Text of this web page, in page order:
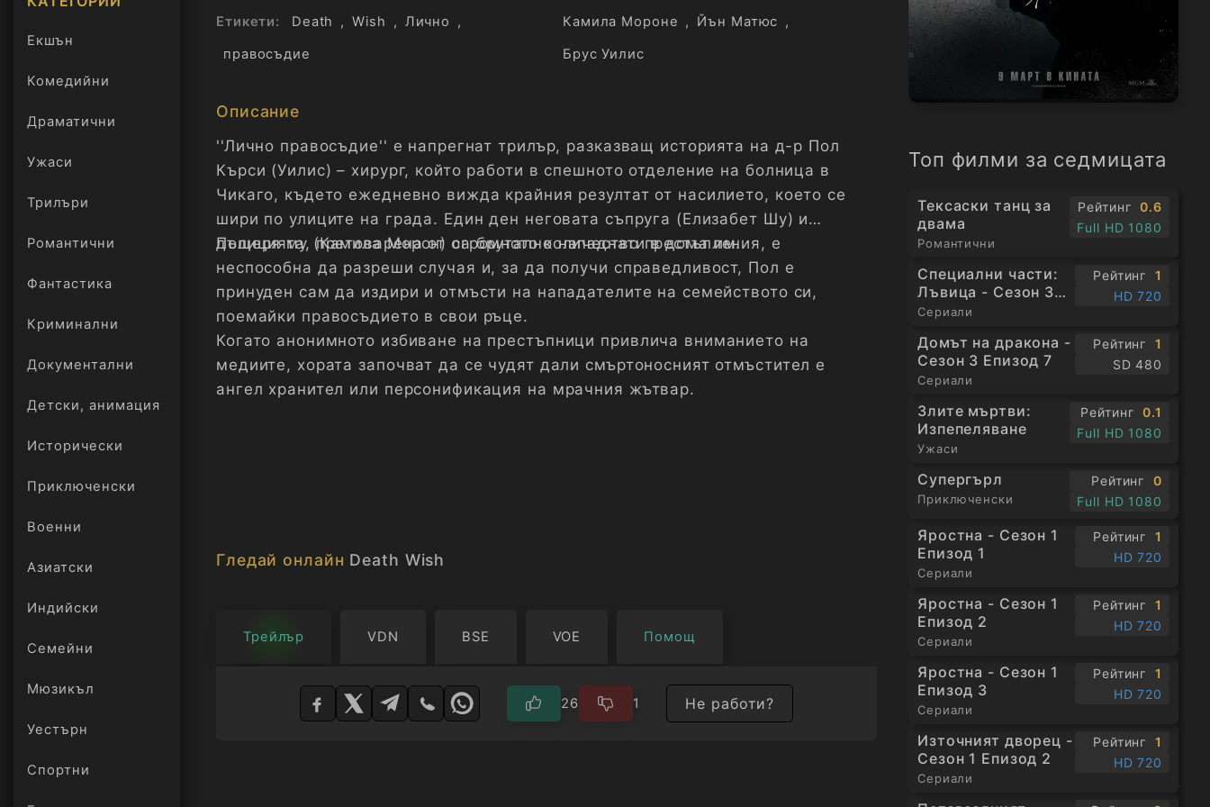
Екшън
Комедийни
Драматични
Ужаси
Трилъри
онлайн
Романтични
Фантастика
Криминални
Документални
Детски, анимация
Исторически
Приключенски
Военни
Азиатски
Индийски
Семейни
Мюзикъл
Уестърн
Спортни
Топ филми за седмицата
Тексаски танц за
двама
Романтични
Рейтинг
0.6
Full HD 1080
Специални части:
Лъвица - Сезон 3
Епизод 1
Сериали
Рейтинг
1
HD 720
Домът на дракона -
Сезон 3 Епизод 7
Сериали
Рейтинг
1
SD 480
Злите мъртви:
Изпепеляване
Ужаси
Рейтинг
0.1
Full HD 1080
Супергърл
Приключенски
Рейтинг
0
Full HD 1080
Яростна - Сезон 1
Епизод 1
Сериали
Рейтинг
1
HD 720
Яростна - Сезон 1
Епизод 2
Сериали
Рейтинг
1
HD 720
Яростна - Сезон 1
Епизод 3
Сериали
Рейтинг
1
HD 720
Източният дворец -
Сезон 1 Епизод 2
Сериали
Рейтинг
1
HD 720
Етикети:
Death , Wish , Лично
,
правосъдие
Камила Мороне , Йън Матюс ,
Брус Уилис
Описание
''Лично правосъдие'' е напрегнат трилър, разказващ историята на д-р Пол
Кърси (Уилис) – хирург, който работи в спешното отделение на болница в
Чикаго, където ежедневно вижда крайния резултат от насилието, което се
шири по улиците на града. Един ден неговата съпруга (Елизабет Шу) и
дъщеря му (Камила Морон) са брутално нападнати в дома им.
Полицията, претоварена от огромното количество престъпления, е
неспособна да разреши случая и, за да получи справедливост, Пол е
принуден сам да издири и отмъсти на нападателите на семейството си,
поемайки правосъдието в свои ръце.
Когато анонимното избиване на престъпници привлича вниманието на
медиите, хората започват да се чудят дали смъртоносният отмъстител е
ангел хранител или персонификация на мрачния жътвар.
Гледай онлайн Death Wish
Трейлър VDN BSE VOE Помощ
26 1 Не работи?